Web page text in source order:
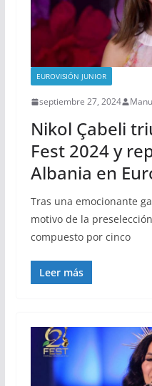
EUROVISIÓN JUNIOR
septiembre 27, 2024
Nikol Çabeli
Fest 2024 y
Albania en
Tras una emocionante
motivo de la
compuesto por cinco
Leer más